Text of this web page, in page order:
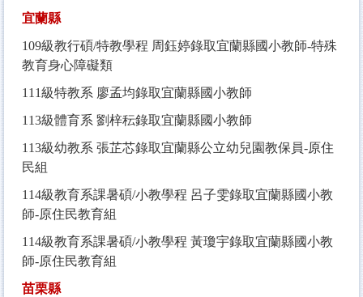
宜蘭縣
109級教行碩/特教學程 周鈺婷錄取宜蘭縣國小教師-特殊
教育身心障礙類
111級特教系 廖孟均錄取宜蘭縣國小教師
113級體育系 劉梓秐錄取宜蘭縣國小教師
113級幼教系 張芷芯錄取宜蘭縣公立幼兒園教保員-原住
民組
114級教育系課暑碩/小教學程 呂子雯錄取宜蘭縣國小教
師-原住民教育組
114級教育系課暑碩/小教學程 黃瓊宇錄取宜蘭縣國小教
師-原住民教育組
苗栗縣